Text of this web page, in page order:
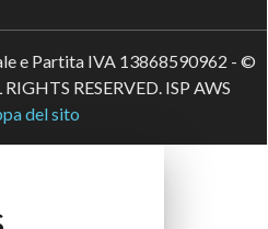
e Partita IVA 13868590962 - ©
RESERVED. ISP AWS
del sito